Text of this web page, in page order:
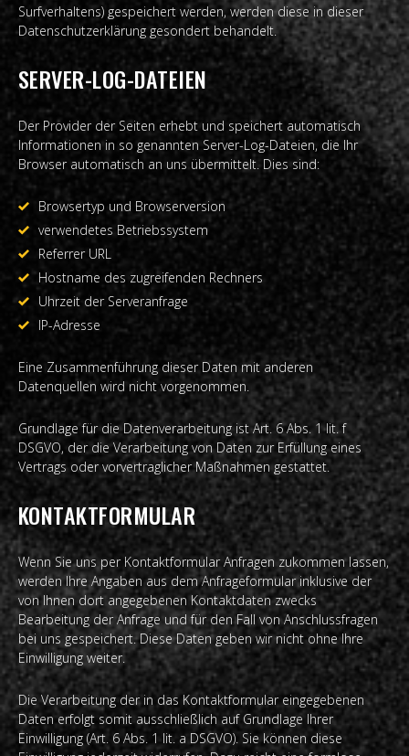
Surfverhaltens) gespeichert werden, werden diese in dieser
Datenschutzerklärung gesondert behandelt.
SERVER-LOG-DATEIEN
Der Provider der Seiten erhebt und speichert automatisch
Informationen in so genannten Server-Log-Dateien, die Ihr
Browser automatisch an uns übermittelt. Dies sind:
Browsertyp und Browserversion
verwendetes Betriebssystem
Referrer URL
Hostname des zugreifenden Rechners
Uhrzeit der Serveranfrage
IP-Adresse
Eine Zusammenführung dieser Daten mit anderen
Datenquellen wird nicht vorgenommen.
Grundlage für die Datenverarbeitung ist Art. 6 Abs. 1 lit. f
DSGVO, der die Verarbeitung von Daten zur Erfüllung eines
Vertrags oder vorvertraglicher Maßnahmen gestattet.
KONTAKTFORMULAR
Wenn Sie uns per Kontaktformular Anfragen zukommen lassen,
werden Ihre Angaben aus dem Anfrageformular inklusive der
von Ihnen dort angegebenen Kontaktdaten zwecks
Bearbeitung der Anfrage und für den Fall von Anschlussfragen
bei uns gespeichert. Diese Daten geben wir nicht ohne Ihre
Einwilligung weiter.
Die Verarbeitung der in das Kontaktformular eingegebenen
Daten erfolgt somit ausschließlich auf Grundlage Ihrer
Einwilligung (Art. 6 Abs. 1 lit. a DSGVO). Sie können diese